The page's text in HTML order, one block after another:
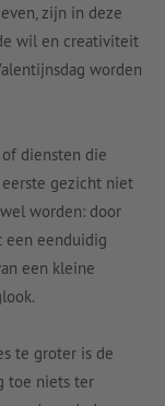
zijn in deze
wil en creativiteit
worden
diensten die
gezicht niet
worden: door
een eenduidig
een kleine
te groter is de
toe niets ter